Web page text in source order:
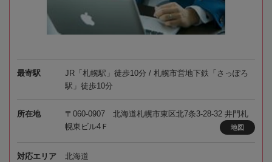
最寄駅
JR「札幌駅」徒歩10分 / 札幌市営地下鉄「さっぽろ
駅」徒歩10分
所在地
〒060-0907 北海道札幌市東区北7条3-28-32 井門札
幌東ビル4Ｆ
地図
対応エリア 北海道